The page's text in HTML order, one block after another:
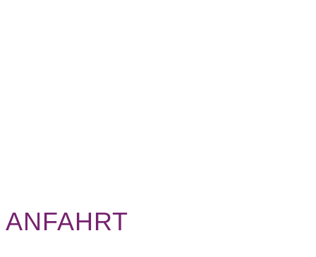
ANFAHRT